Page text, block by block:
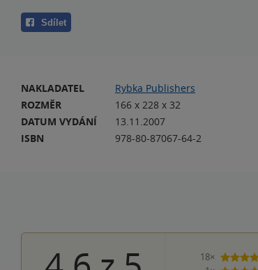
Sdílet
NAKLADATEL
Rybka Publishers
ROZMĚR
166 x 228 x 32
DATUM VYDÁNÍ
13.11.2007
ISBN
978-80-87067-64-2
18×